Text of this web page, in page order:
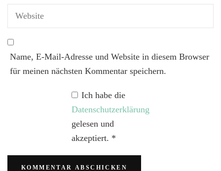
Name, E-Mail-Adresse und Website in diesem Browser
für meinen nächsten Kommentar speichern.
Ich habe die
Datenschutzerklärung
gelesen und
akzeptiert. *